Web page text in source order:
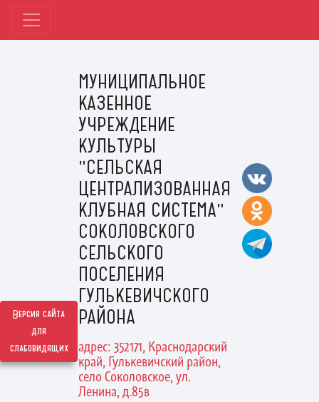
Версия сайта
для
слабовидящих
МУНИЦИПАЛЬНОЕ
КАЗЕННОЕ
УЧРЕЖДЕНИЕ
КУЛЬТУРЫ
"СЕЛЬСКАЯ
ЦЕНТРАЛИЗОВАННАЯ
КЛУБНАЯ СИСТЕМА"
СОКОЛОВСКОГО
СЕЛЬСКОГО
ПОСЕЛЕНИЯ
ГУЛЬКЕВИЧСКОГО
РАЙОНА
адрес: 352171, Краснодарский
край, Гулькевичский район,
село Соколовское, ул.
Ленина, д.85в